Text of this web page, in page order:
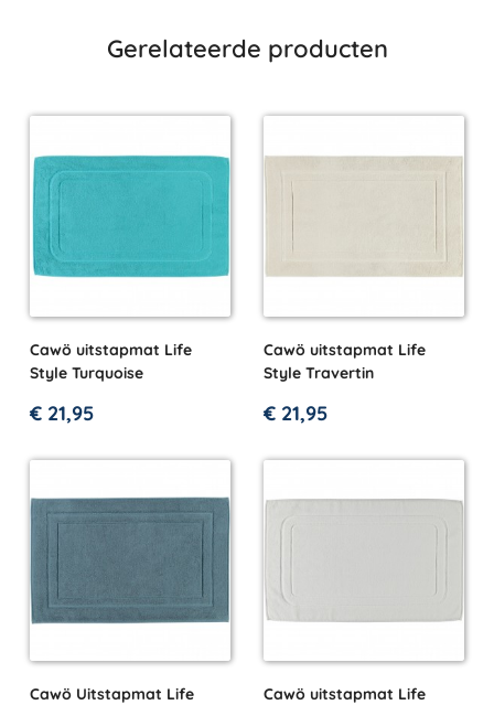
Gerelateerde producten
Cawö uitstapmat Life
Style Turquoise
€ 21,95
Cawö uitstapmat Life
Style Travertin
€ 21,95
Cawö Uitstapmat Life
Cawö uitstapmat Life